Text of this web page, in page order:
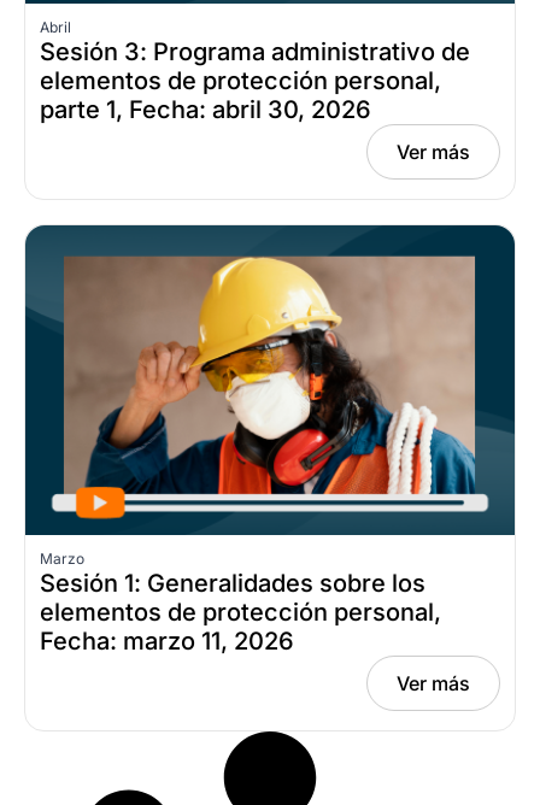
Abril
Sesión 3: Programa administrativo de
elementos de protección personal,
parte 1, Fecha: abril 30, 2026
Ver más
Marzo
Sesión 1: Generalidades sobre los
elementos de protección personal,
Fecha: marzo 11, 2026
Ver más